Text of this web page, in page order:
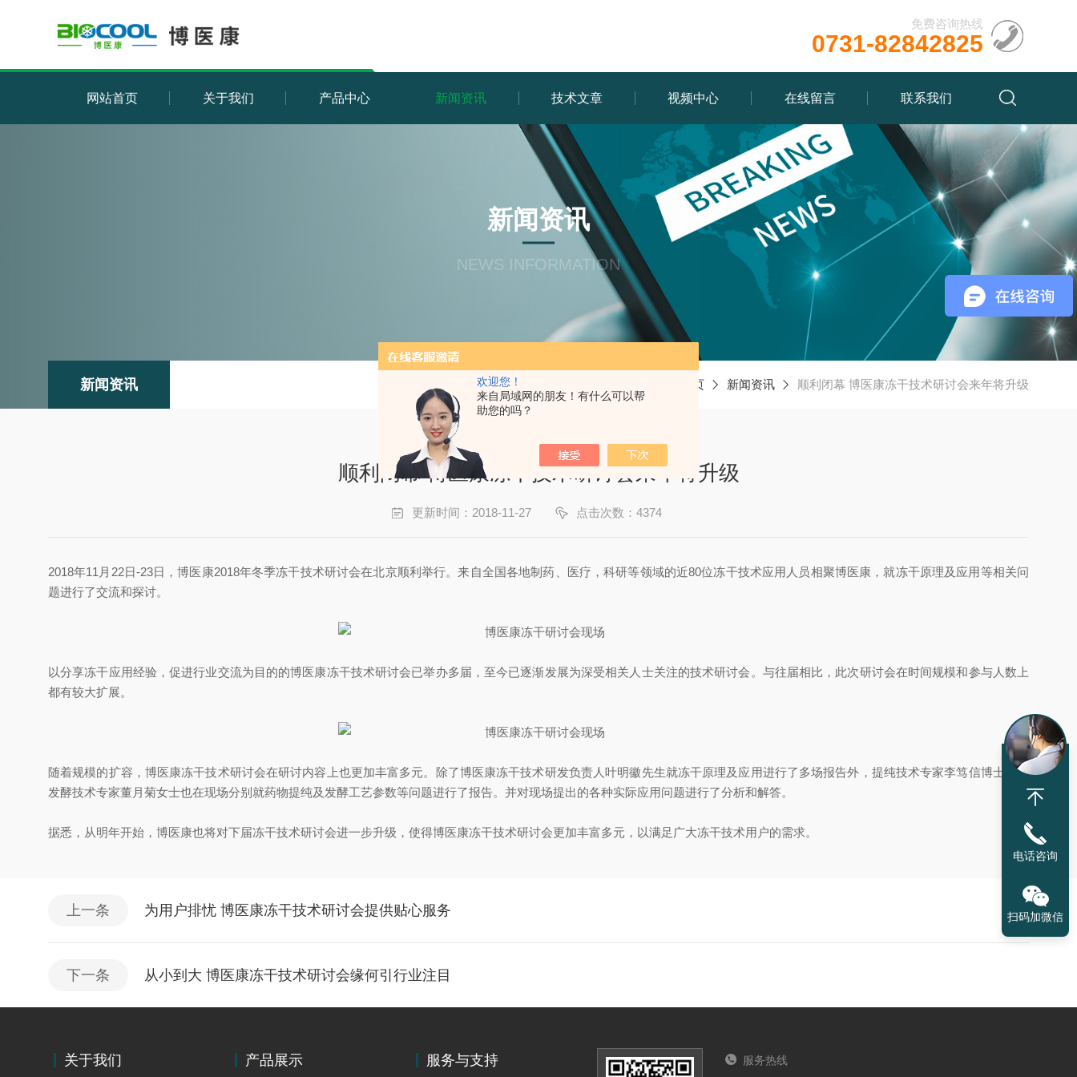
欢迎您！
来自局域网的朋友！有什么可以帮
助您的吗？
免费咨询热线
0731-82842825
网站首页 关于我们 产品中心 新闻资讯 技术文章 视频中心 在线留言 联系我们
新闻资讯
NEWS INFORMATION
新闻资讯 首页 新闻资讯 顺利闭幕 博医康冻干技术研讨会来年将升级
顺利闭幕 博医康冻干技术研讨会来年将升级
更新时间：2018-11-27 点击次数：4374
2018年11月22日-23日，博医康2018年冬季冻干技术研讨会在北京顺利举行。来自全国各地制药、医疗，科研等领域的近80位冻干技术应用人员相聚博医康，就冻干原理及应用等相关问
题进行了交流和探讨。
以分享冻干应用经验，促进行业交流为目的的博医康冻干技术研讨会已举办多届，至今已逐渐发展为深受相关人士关注的技术研讨会。与往届相比，此次研讨会在时间规模和参与人数上
都有较大扩展。
随着规模的扩容，博医康冻干技术研讨会在研讨内容上也更加丰富多元。除了博医康冻干技术研发负责人叶明徽先生就冻干原理及应用进行了多场报告外，提纯技术专家李笃信博士后和
发酵技术专家董月菊女士也在现场分别就药物提纯及发酵工艺参数等问题进行了报告。并对现场提出的各种实际应用问题进行了分析和解答。
据悉，从明年开始，博医康也将对下届冻干技术研讨会进一步升级，使得博医康冻干技术研讨会更加丰富多元，以满足广大冻干技术用户的需求。
上一条 为用户排忧 博医康冻干技术研讨会提供贴心服务
下一条 从小到大 博医康冻干技术研讨会缘何引行业注目
关于我们 产品展示 服务与支持 服务热线
电话咨询
扫码加微信